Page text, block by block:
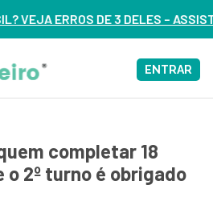
– ASSISTA AGORA
ENTRAR
completar 18
o 2º turno é obrigado